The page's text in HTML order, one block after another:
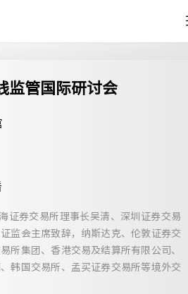
监管国际研讨会
券交易所理事长吴清、深圳证券交易
监会主席致辞，纳斯达克、伦敦证券交
所集团、香港交易及结算所有限公司、
韩国交易所、孟买证券交易所等境外交